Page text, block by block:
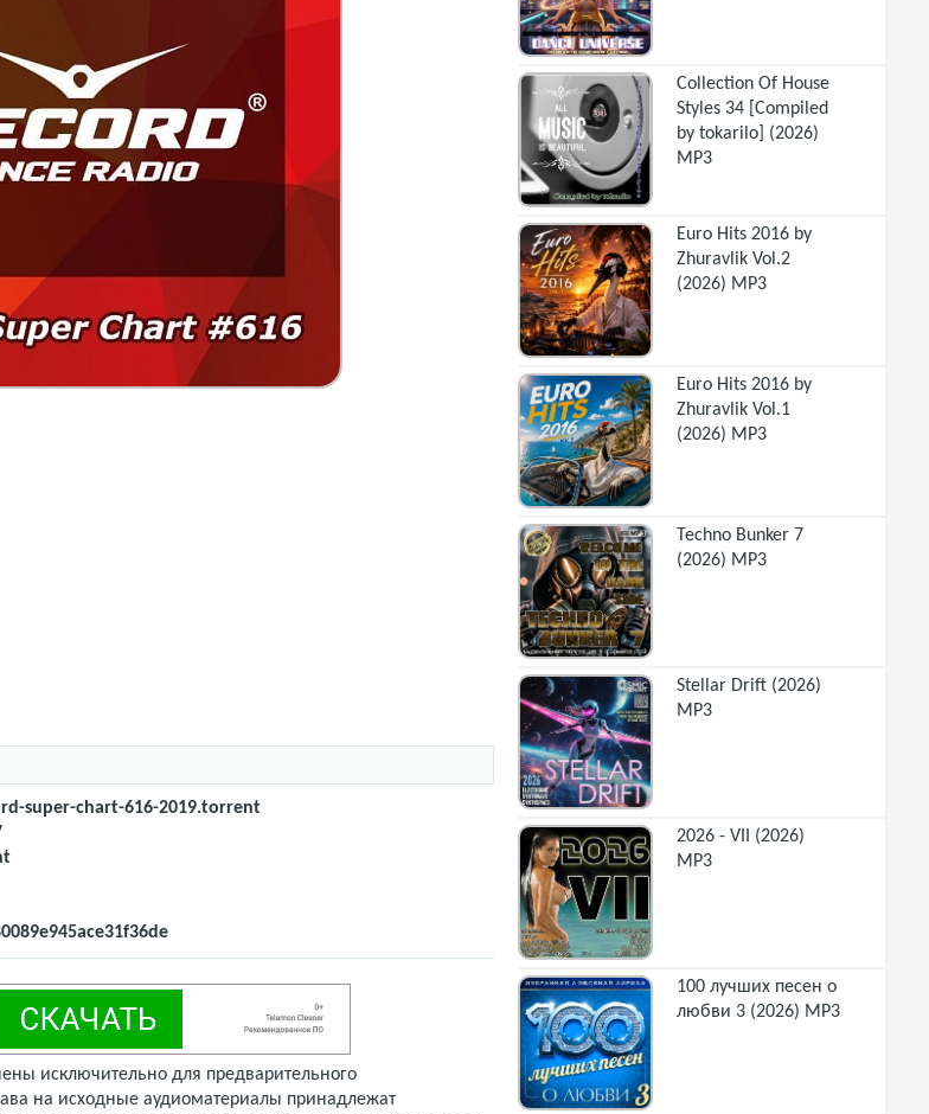
super-chart-616-2019.torrent
исключительно для предварительного
на исходные аудиоматериалы принадлежат
Collection Of House
Styles 34 [Compiled
by tokarilo] (2026)
MP3
Euro Hits 2016 by
Zhuravlik Vol.2
(2026) MP3
Euro Hits 2016 by
Zhuravlik Vol.1
(2026) MP3
Techno Bunker 7
(2026) MP3
Stellar Drift (2026)
MP3
2026 - VII (2026)
MP3
100 лучших песен о
любви 3 (2026) MP3